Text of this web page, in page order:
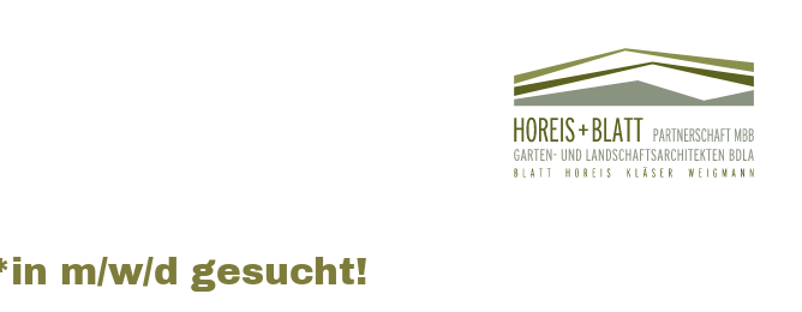
m/w/d gesucht!